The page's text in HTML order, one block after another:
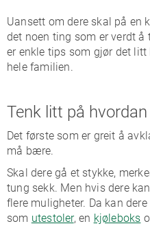
Uansett om dere skal på en
det noen ting som er verdt å
er enkle tips som gjør det
hele familien.
Tenk litt på
Det første som er greit å
må bære.
Skal dere gå et stykke,
tung sekk. Men hvis dere
flere muligheter. Da kan
som utestoler, en kjøleboks